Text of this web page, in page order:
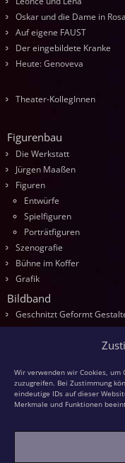
Wir verwenden wir Cookies,
zuzugreifen. Bei Zustimmung
eindeutige IDs auf dieser
Merkmale und Funktionen
Oskar und die Dame in Rosa
Auf eigene FAUST
Der eingebildete Kranke
Heute: Genoveva
Theater-KollegInnen
Figurenbau
Die Werkstatt
Jürgen Maaßen
Figuren
Entwürfe
Spielfiguren
Porträtfiguren
Szenografie
Bühne im Koffer
Grafik
Bildband
Geschnitzt Geformt
Schnitzen
Modellieren
Textilfiguren